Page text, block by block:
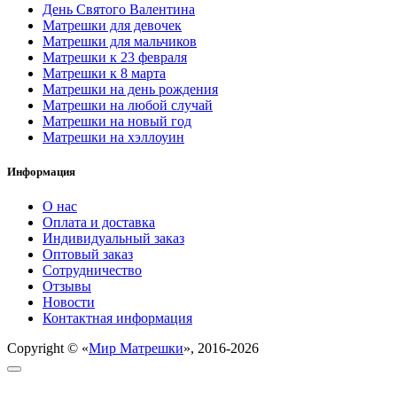
День Святого Валентина
Матрешки для девочек
Матрешки для мальчиков
Матрешки к 23 февраля
Матрешки к 8 марта
Матрешки на день рождения
Матрешки на любой случай
Матрешки на новый год
Матрешки на хэллоуин
Информация
О нас
Оплата и доставка
Индивидуальный заказ
Оптовый заказ
Сотрудничество
Отзывы
Новости
Контактная информация
Copyright © «Мир Матрешки», 2016-2026